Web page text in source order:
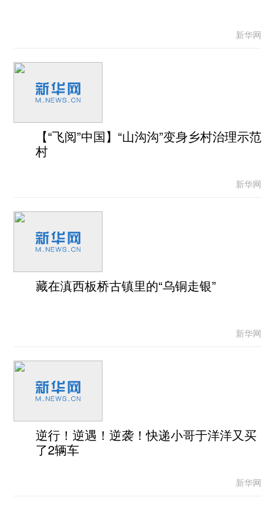
新华网
【“飞阅”中国】“山沟沟”变身乡村治理示范
村
新华网
藏在滇西板桥古镇里的“乌铜走银”
新华网
逆行！逆遇！逆袭！快递小哥于洋洋又买
了2辆车
新华网